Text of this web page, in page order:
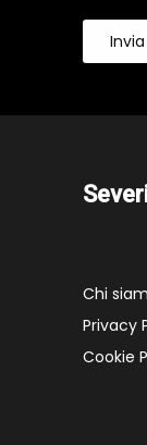
Chi
Privacy
Cookie